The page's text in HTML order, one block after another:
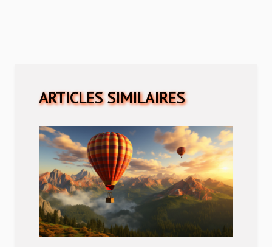
ARTICLES SIMILAIRES